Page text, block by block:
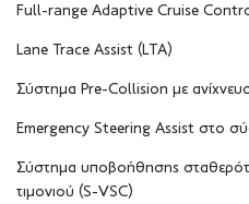
Full-range Adaptive Cruise
Lane Trace Assist (LTA)
Σύστημα Pre-Collision με
Emergency Steering Assist στο
Σύστημα υποβοήθησης
τιμονιού (S-VSC)